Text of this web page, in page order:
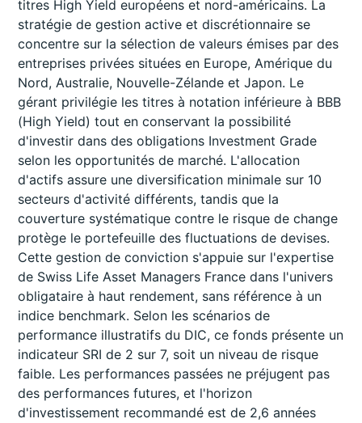
titres High Yield européens et nord-américains. La
stratégie de gestion active et discrétionnaire se
concentre sur la sélection de valeurs émises par des
entreprises privées situées en Europe, Amérique du
Nord, Australie, Nouvelle-Zélande et Japon. Le
gérant privilégie les titres à notation inférieure à BBB
(High Yield) tout en conservant la possibilité
d'investir dans des obligations Investment Grade
selon les opportunités de marché. L'allocation
d'actifs assure une diversification minimale sur 10
secteurs d'activité différents, tandis que la
couverture systématique contre le risque de change
protège le portefeuille des fluctuations de devises.
Cette gestion de conviction s'appuie sur l'expertise
de Swiss Life Asset Managers France dans l'univers
obligataire à haut rendement, sans référence à un
indice benchmark. Selon les scénarios de
performance illustratifs du DIC, ce fonds présente un
indicateur SRI de 2 sur 7, soit un niveau de risque
faible. Les performances passées ne préjugent pas
des performances futures, et l'horizon
d'investissement recommandé est de 2,6 années